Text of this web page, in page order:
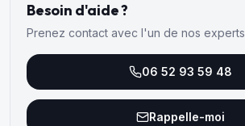
Besoin d'aide ?
Prenez contact avec l'un de nos experts
06 52 93 59 48
Rappelle-moi